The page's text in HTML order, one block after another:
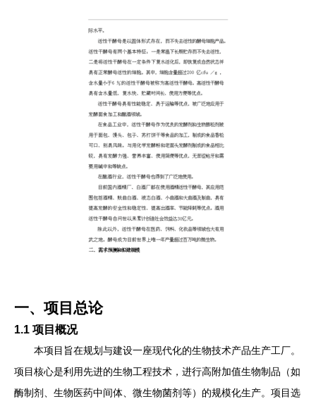
一、项目总论
1.1 项目概况
本项目旨在规划与建设一座现代化的生物技术产品生产工厂。
项目核心是利用先进的生物工程技术，进行高附加值生物制品（如
酶制剂、生物医药中间体、微生物菌剂等）的规模化生产。项目选